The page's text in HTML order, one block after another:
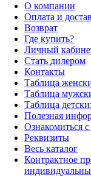
О компании
Оплата и
Возврат
Где купить?
Личный
Стать дилером
Контакты
Таблица
Таблица
Таблица
Полезная
Ознакомиться
Реквизиты
Весь каталог
Контрактное